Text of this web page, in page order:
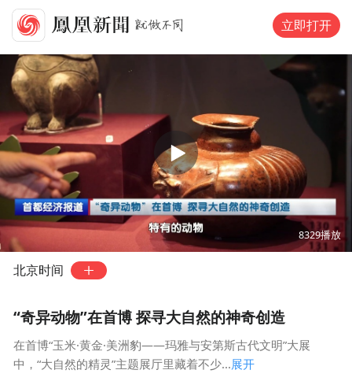
立即打开
00:00 02:17
8329播放
北京时间
“奇异动物”在首博 探寻大自然的神奇创造
在首博“玉米·黄金·美洲豹——玛雅与安第斯古代文明”大展
中，“大自然的精灵”主题展厅里藏着不少...展开